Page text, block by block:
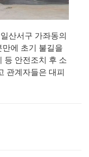
산서구 가좌동의
만에 초기 불길을
등 안전조치 후 소
관계자들은 대피